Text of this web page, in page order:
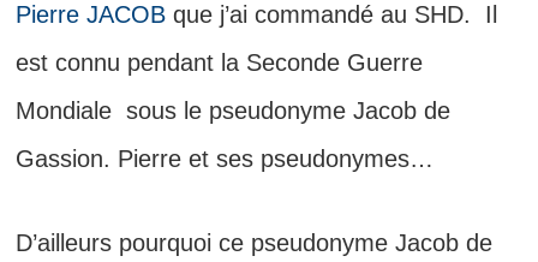
Pierre JACOBque j’ai commandé au SHD. Il
est connu pendant la Seconde Guerre
Mondiale sous le pseudonyme Jacob de
Gassion. Pierre et ses pseudonymes…
D’ailleurs pourquoi ce pseudonyme Jacob de